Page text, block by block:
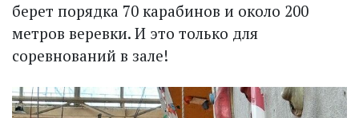
берет порядка 70 карабинов и около 200
метров веревки. И это только для
соревнований в зале!